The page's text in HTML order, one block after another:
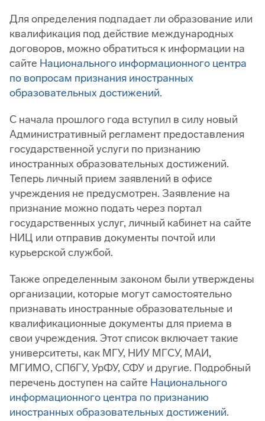
Для определения подпадает ли образование или
квалификация под действие международных
договоров, можно обратиться к информации на
сайте Национального информационного центра
по вопросам признания иностранных
образовательных достижений.
С начала прошлого года вступил в силу новый
Административный регламент предоставления
государственной услуги по признанию
иностранных образовательных достижений.
Теперь личный прием заявлений в офисе
учреждения не предусмотрен. Заявление на
признание можно подать через портал
государственных услуг, личный кабинет на сайте
НИЦ или отправив документы почтой или
курьерской службой.
Также определенным законом были утверждены
организации, которые могут самостоятельно
признавать иностранные образовательные и
квалификационные документы для приема в
свои учреждения. Этот список включает такие
университеты, как МГУ, НИУ МГСУ, МАИ,
МГИМО, СПбГУ, УрФУ, СФУ и другие. Подробный
перечень доступен на сайте Национального
информационного центра по признанию
иностранных образовательных достижений.